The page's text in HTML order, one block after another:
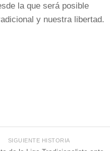
la que será posible
y nuestra libertad.
SIGUIENTE HISTORIA